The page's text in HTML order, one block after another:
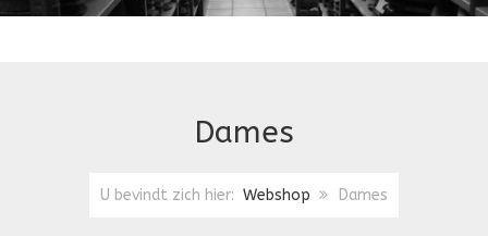
Dames
U bevindt zich hier: Webshop Dames